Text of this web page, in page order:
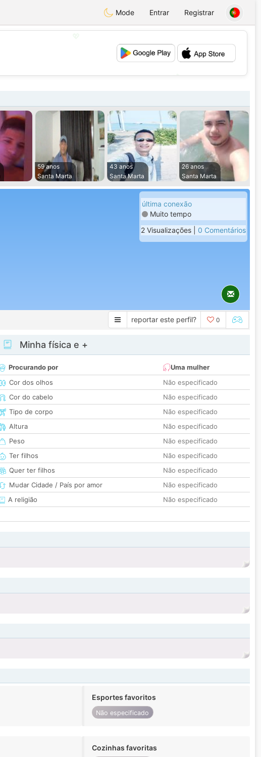
Mode Entrar Registrar
59 anos
Santa Marta
43 anos
Santa Marta
26 anos
Santa Marta
última conexão
Muito tempo
2 Visualizações | 0 Comentários
reportar este perfil? 0
Minha física e +
Procurando por
Uma mulher
Cor dos olhos
Não especificado
Cor do cabelo
Não especificado
Tipo de corpo
Não especificado
Altura
Não especificado
Peso
Não especificado
Ter filhos
Não especificado
Quer ter filhos
Não especificado
Mudar Cidade / País por amor
Não especificado
A religião
Não especificado
Esportes favoritos
Não especificado
Cozinhas favoritas